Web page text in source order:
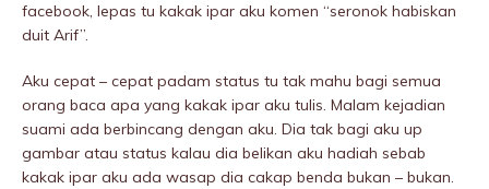
facebook, lepas tu kakak ipar aku komen “seronok habiskan
duit Arif”.
Aku cepat – cepat padam status tu tak mahu bagi semua
orang baca apa yang kakak ipar aku tulis. Malam kejadian
suami ada berbincang dengan aku. Dia tak bagi aku up
gambar atau status kalau dia belikan aku hadiah sebab
kakak ipar aku ada wasap dia cakap benda bukan – bukan.